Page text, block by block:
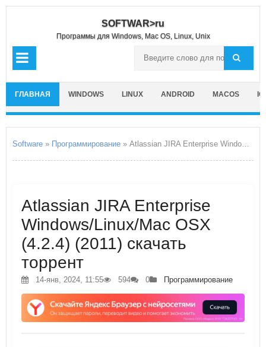
SOFTWAR>ru
Программы для Windows, Mac OS, Linux, Unix
ГЛАВНАЯ WINDOWS LINUX ANDROID MACOS
Software » Программирование » Atlassian JIRA Enterprise Windows/Linux/Mac OSX
Atlassian JIRA Enterprise
Windows/Linux/Mac OSX
(4.2.4) (2011) скачать
торрент
14-янв, 2024, 11:55 594 0 Программирование